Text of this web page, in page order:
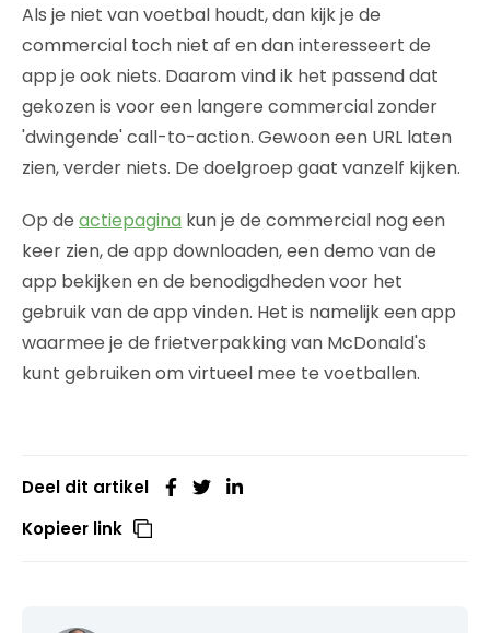
Als je niet van voetbal houdt, dan kijk je de
commercial toch niet af en dan interesseert de
app je ook niets. Daarom vind ik het passend dat
gekozen is voor een langere commercial zonder
'dwingende' call-to-action. Gewoon een URL laten
zien, verder niets. De doelgroep gaat vanzelf kijken.
Op de actiepagina kun je de commercial nog een
keer zien, de app downloaden, een demo van de
app bekijken en de benodigdheden voor het
gebruik van de app vinden. Het is namelijk een app
waarmee je de frietverpakking van McDonald's
kunt gebruiken om virtueel mee te voetballen.
Deel dit artikel
Kopieer link